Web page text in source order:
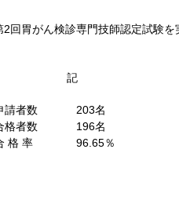
胃がん検診専門技師認定試験を
記
請者数
203名
格者数
196名
格 率
96.65％